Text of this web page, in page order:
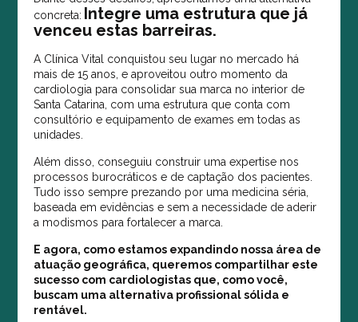
concreta: Integre uma estrutura que já
venceu estas barreiras.
A Clínica Vital conquistou seu lugar no mercado há
mais de 15 anos, e aproveitou outro momento da
cardiologia para consolidar sua marca no interior de
Santa Catarina, com uma estrutura que conta com
consultório e equipamento de exames em todas as
unidades.
Além disso, conseguiu construir uma expertise nos
processos burocráticos e de captação dos pacientes.
Tudo isso sempre prezando por uma medicina séria,
baseada em evidências e sem a necessidade de aderir
a modismos para fortalecer a marca.
E agora, como estamos expandindo nossa área de
atuação geográfica, queremos compartilhar este
sucesso com cardiologistas que, como você,
buscam uma alternativa profissional sólida e
rentável.